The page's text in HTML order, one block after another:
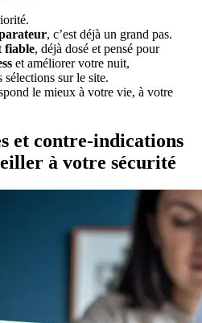
, c’est déjà un grand pas.
fiable, déjà dosé et pensé pour
et améliorer votre nuit,
sur le site.
le mieux à votre vie, à votre
et contre-indications
à votre sécurité